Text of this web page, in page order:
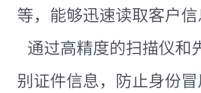
等，能够迅速读取客户
通过高精度的扫描仪和
别证件信息，防止身份